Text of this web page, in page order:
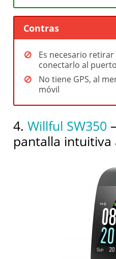
Contras
Es necesario
conectarlo al
No tiene GPS, al
móvil
4.Willful SW350
pantalla intuitiva